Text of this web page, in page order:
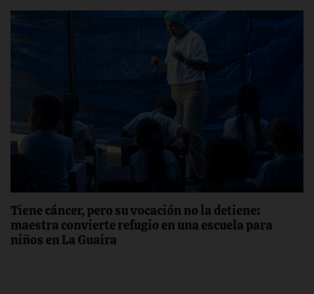
Tiene cáncer, pero su vocación no la detiene:
maestra convierte refugio en una escuela para
niños en La Guaira